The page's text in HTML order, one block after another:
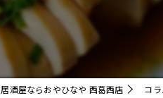
酒屋ならおやひなや 西葛西店 コ